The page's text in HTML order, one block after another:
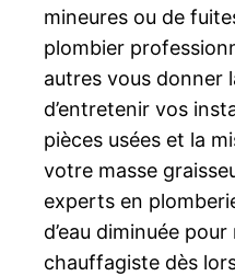
mineures ou de
plombier
autres vous donner
d’entretenir vos
pièces usées et la
votre masse
experts en
d’eau diminuée
chauffagiste dès